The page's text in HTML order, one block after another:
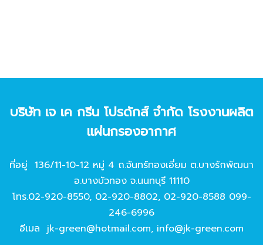
บริษัท เจ เค กรีน โปรดักส์ จํากัด โรงงานผลิต
แผ่นกรองอากาศ
ที่อยู่ 136/11-10-12 หมู่ 4 ถ.จันทร์ทองเอี่ยม ต.บางรักพัฒนา
อ.บางบัวทอง จ.นนทบุรี 11110
โทร.02-920-8550, 02-920-8802, 02-920-8588 099-
246-6996
อีเมล jk-green@hotmail.com, info@jk-green.com